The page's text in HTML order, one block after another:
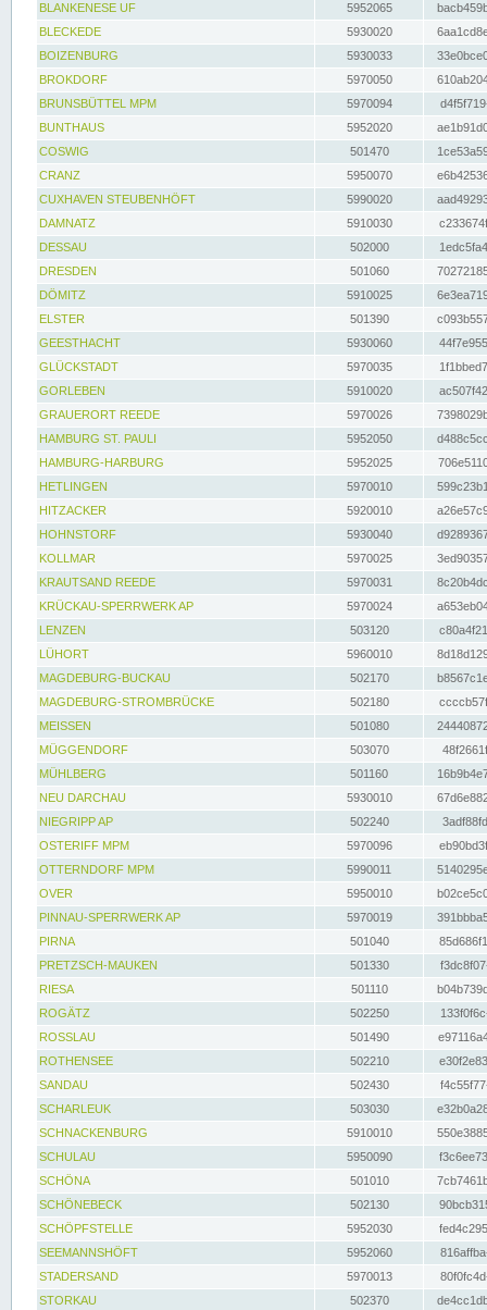
BLANKENESE UF
5952065
BLECKEDE
5930020
BOIZENBURG
5930033
BROKDORF
5970050
BRUNSBÜTTEL MPM
5970094
BUNTHAUS
5952020
COSWIG
501470
CRANZ
5950070
CUXHAVEN STEUBENHÖFT
5990020
DAMNATZ
5910030
DESSAU
502000
DRESDEN
501060
DÖMITZ
5910025
ELSTER
501390
GEESTHACHT
5930060
GLÜCKSTADT
5970035
GORLEBEN
5910020
GRAUERORT REEDE
5970026
HAMBURG ST. PAULI
5952050
HAMBURG-HARBURG
5952025
HETLINGEN
5970010
HITZACKER
5920010
HOHNSTORF
5930040
KOLLMAR
5970025
KRAUTSAND REEDE
5970031
KRÜCKAU-SPERRWERK AP
5970024
LENZEN
503120
LÜHORT
5960010
MAGDEBURG-BUCKAU
502170
MAGDEBURG-STROMBRÜCKE
502180
MEISSEN
501080
MÜGGENDORF
503070
MÜHLBERG
501160
NEU DARCHAU
5930010
NIEGRIPP AP
502240
OSTERIFF MPM
5970096
OTTERNDORF MPM
5990011
OVER
5950010
PINNAU-SPERRWERK AP
5970019
PIRNA
501040
PRETZSCH-MAUKEN
501330
RIESA
501110
ROGÄTZ
502250
ROSSLAU
501490
ROTHENSEE
502210
SANDAU
502430
SCHARLEUK
503030
SCHNACKENBURG
5910010
SCHULAU
5950090
SCHÖNA
501010
SCHÖNEBECK
502130
SCHÖPFSTELLE
5952030
SEEMANNSHÖFT
5952060
STADERSAND
5970013
STORKAU
502370